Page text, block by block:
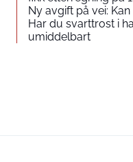
Ny avgift på vei:
Har du svarttrost i
umiddelbart